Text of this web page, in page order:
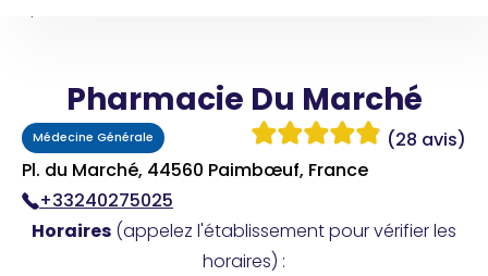
Comment ça marche ?
Pour les patients
Pharmacien
Pharmacie Du Marché
Médecine Générale
(28 avis)
Pl. du Marché, 44560 Paimbœuf, France
+33240275025
Horaires (appelez l'établissement pour vérifier les
horaires) :